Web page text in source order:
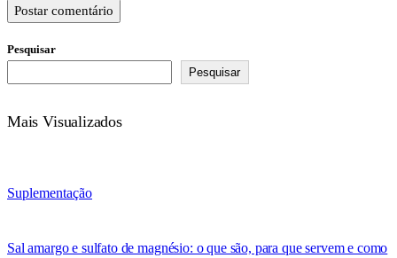
Postar comentário
Pesquisar
Pesquisar
Mais Visualizados
Suplementação
Sal amargo e sulfato de magnésio: o que são, para que servem e como